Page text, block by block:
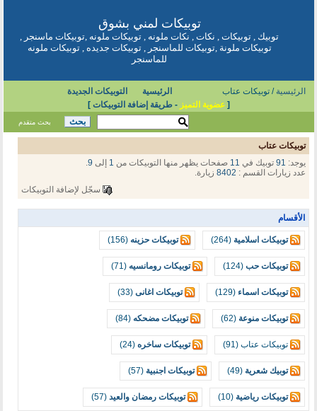
توبيكات لمني بشوق
توبيك , توبيكات , نكات , نكات ملونه , توبيكات ملونه ,توبيكات ماسنجر ,
توبيكات ملونة ,توبيكات للماسنجر ,توبيكات جديده ,توبيكات ملونه
للماسنجر
الرئيسية / توبيكات عتاب الرئيسية
التوبيكات الجديدة
[ عضوية التميز - طريقة إضافة التوبيكات ]
بحث متقدم
توبيكات عتاب
يوجد: 91 توبيك في 11 صفحات يظهر منها التوبيكات من 1 إلى 9
.
عدد زيارات القسم : 8402 زيارة.
سجّل لإضافة التوبيكات
الأقسام
توبيكات اسلامية (264) توبيكات حزينه (156)
توبيكات حب (124) توبيكات رومانسيه (71)
توبيكات اسماء (129) توبيكات اغانى (33)
توبيكات منوعة (62) توبيكات مضحكه (84)
توبيكات عتاب (91) توبيكات ساخره (24)
توبيك شعرية (49) توبيكات اجنبية (57)
توبيكات رياضية (10) توبيكات رمضان والعيد (57)